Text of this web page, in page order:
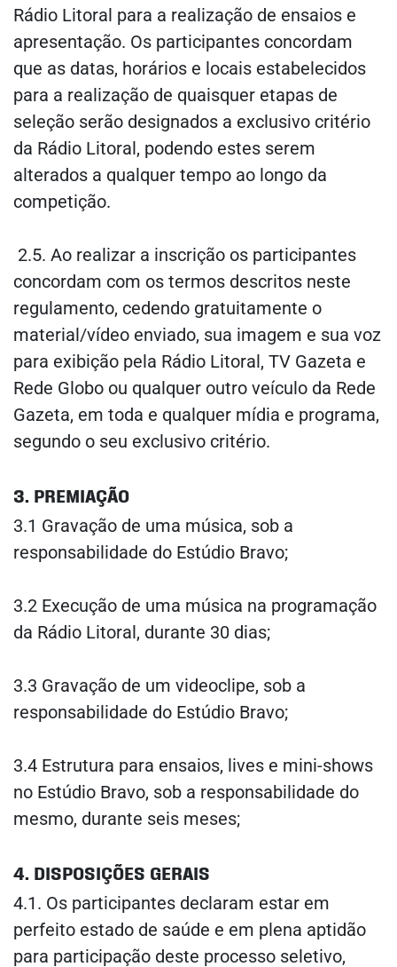
Rádio Litoral para a realização de ensaios e
apresentação. Os participantes concordam
que as datas, horários e locais estabelecidos
para a realização de quaisquer etapas de
seleção serão designados a exclusivo critério
da Rádio Litoral, podendo estes serem
alterados a qualquer tempo ao longo da
competição.
2.5. Ao realizar a inscrição os participantes
concordam com os termos descritos neste
regulamento, cedendo gratuitamente o
material/vídeo enviado, sua imagem e sua voz
para exibição pela Rádio Litoral, TV Gazeta e
Rede Globo ou qualquer outro veículo da Rede
Gazeta, em toda e qualquer mídia e programa,
segundo o seu exclusivo critério.
3. PREMIAÇÃO
3.1 Gravação de uma música, sob a
responsabilidade do Estúdio Bravo;
3.2 Execução de uma música na programação
da Rádio Litoral, durante 30 dias;
3.3 Gravação de um videoclipe, sob a
responsabilidade do Estúdio Bravo;
3.4 Estrutura para ensaios, lives e mini-shows
no Estúdio Bravo, sob a responsabilidade do
mesmo, durante seis meses;
4. DISPOSIÇÕES GERAIS
4.1. Os participantes declaram estar em
perfeito estado de saúde e em plena aptidão
para participação deste processo seletivo,